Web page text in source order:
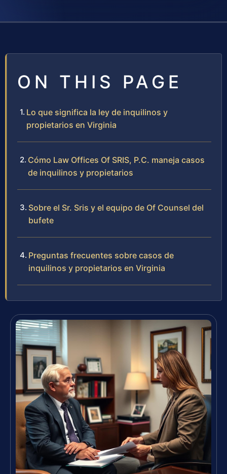
ON THIS PAGE
Lo que significa la ley de inquilinos y
propietarios en Virginia
Cómo Law Offices Of SRIS, P.C. maneja casos
de inquilinos y propietarios
Sobre el Sr. Sris y el equipo de Of Counsel del
bufete
Preguntas frecuentes sobre casos de
inquilinos y propietarios en Virginia